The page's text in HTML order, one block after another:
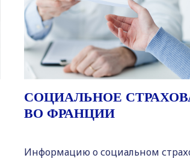
СОЦИАЛЬНОЕ
ВО ФРАНЦИИ
Информацию о социальном